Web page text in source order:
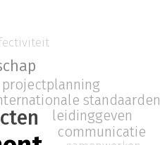
projectplanning
standaarden
leidinggeven
communicatie